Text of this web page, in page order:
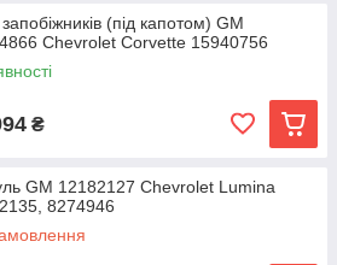
(під капотом) GM
Chevrolet Corvette 15940756
₴
GM 12182127 Chevrolet Lumina
8274946